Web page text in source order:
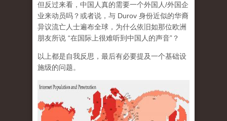
但反过来看，中国人真的需要一个外国人/外国企
业来动员吗？或者说，与 Durov 身份近似的华裔
异议流亡人士遍布全球，为什么依旧如那位欧洲
朋友所说 “在国际上很难听到中国人的声音”？
以上都是自我反思，最后有必要提及一个基础设
施级的问题。